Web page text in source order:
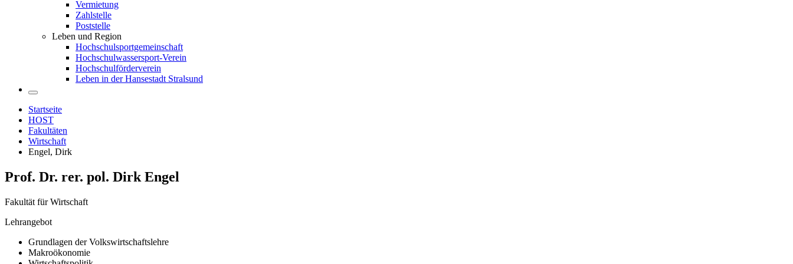
Vermietung
Zahlstelle
Poststelle
Leben und Region
Hochschulsportgemeinschaft
Hochschulwassersport-Verein
Hochschulförderverein
Leben in der Hansestadt Stralsund
Startseite
HOST
Fakultäten
Wirtschaft
Engel, Dirk
Prof. Dr. rer. pol. Dirk Engel
Fakultät für Wirtschaft
Lehrangebot
Grundlagen der Volkswirtschaftslehre
Makroökonomie